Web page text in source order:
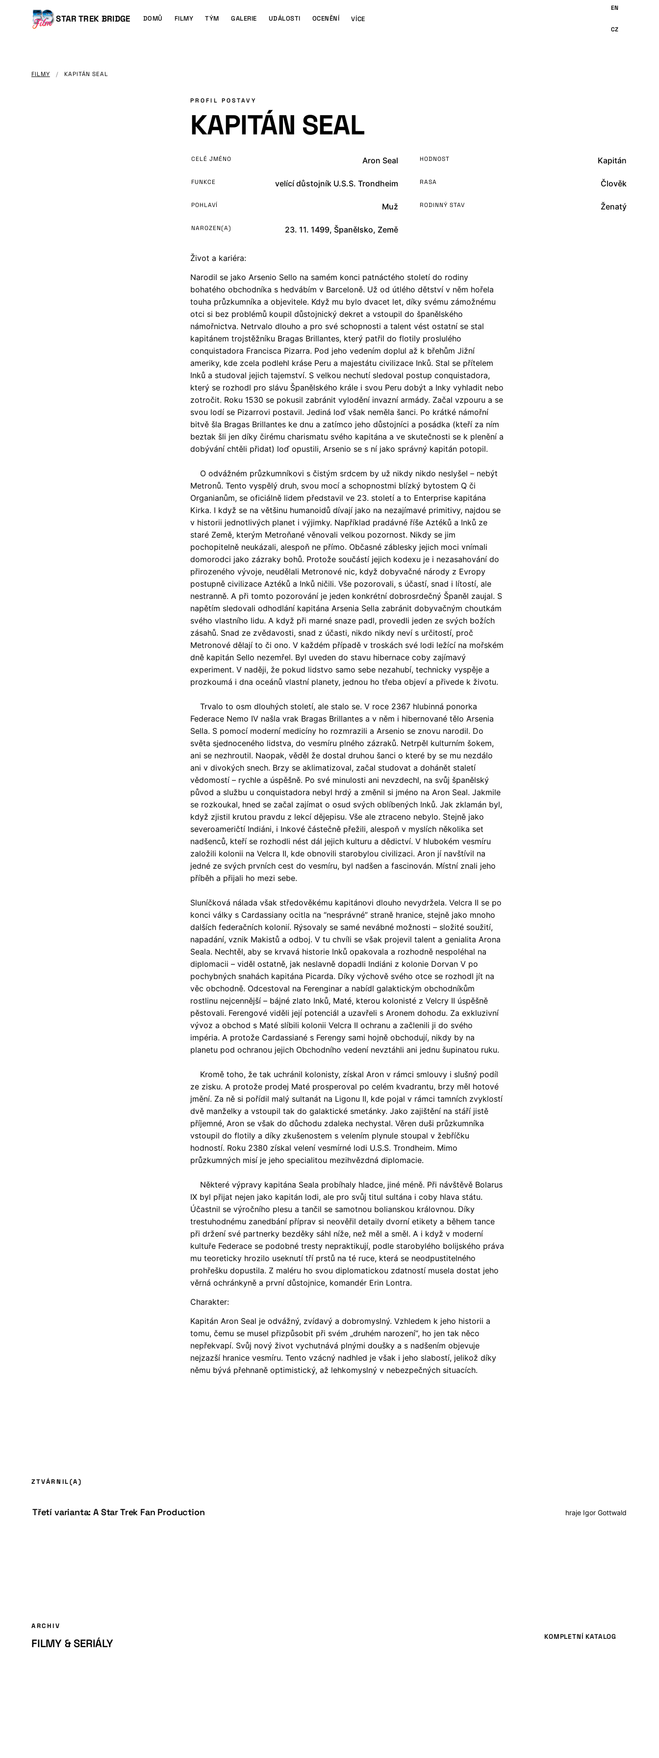
OBSAHU
STAR TREK BRIDGE
Main
DOMŮ FILMY TÝM GALERIE UDÁLOSTI OCENĚNÍ VÍCE
FILMY / KAPITÁN SEAL
PROFIL POSTAVY
KAPITÁN SEAL
CELÉ JMÉNO Aron Seal HODNOST Kapitán
FUNKCE velící důstojník U.S.S. Trondheim RASA Člověk
POHLAVÍ Muž RODINNÝ STAV Ženatý
NAROZEN(A) 23. 11. 1499, Španělsko, Země
Život a kariéra:
Narodil se jako Arsenio Sello na samém konci patnáctého století do rodiny
bohatého obchodníka s hedvábím v Barceloně. Už od útlého dětství v něm hořela
touha průzkumníka a objevitele. Když mu bylo dvacet let, díky svému zámožnému
otci si bez problémů koupil důstojnický dekret a vstoupil do španělského
námořnictva. Netrvalo dlouho a pro své schopnosti a talent vést ostatní se stal
kapitánem trojstěžníku Bragas Brillantes, který patřil do flotily proslulého
conquistadora Francisca Pizarra. Pod jeho vedením doplul až k břehům Jižní
ameriky, kde zcela podlehl kráse Peru a majestátu civilizace Inků. Stal se přítelem
Inků a studoval jejich tajemství. S velkou nechutí sledoval postup conquistadora,
který se rozhodl pro slávu Španělského krále i svou Peru dobýt a Inky vyhladit nebo
zotročit. Roku 1530 se pokusil zabránit vylodění invazní armády. Začal vzpouru a se
svou lodí se Pizarrovi postavil. Jediná loď však neměla šanci. Po krátké námořní
bitvě šla Bragas Brillantes ke dnu a zatímco jeho důstojníci a posádka (kteří za ním
beztak šli jen díky čirému charismatu svého kapitána a ve skutečnosti se k plenění a
dobývání chtěli přidat) loď opustili, Arsenio se s ní jako správný kapitán potopil.
O odvážném průzkumníkovi s čistým srdcem by už nikdy nikdo neslyšel – nebýt
Metronů. Tento vyspělý druh, svou mocí a schopnostmi blízký bytostem Q či
Organianům, se oficiálně lidem představil ve 23. století a to Enterprise kapitána
Kirka. I když se na většinu humanoidů dívají jako na nezajímavé primitivy, najdou se
v historii jednotlivých planet i výjimky. Například pradávné říše Aztéků a Inků ze
staré Země, kterým Metroňané věnovali velkou pozornost. Nikdy se jim
pochopitelně neukázali, alespoň ne přímo. Občasné záblesky jejich moci vnímali
domorodci jako zázraky bohů. Protože součástí jejich kodexu je i nezasahování do
přirozeného vývoje, neudělali Metronové nic, když dobyvačné národy z Evropy
postupně civilizace Aztéků a Inků ničili. Vše pozorovali, s účastí, snad i lítostí, ale
nestranně. A při tomto pozorování je jeden konkrétní dobrosrdečný Španěl zaujal. S
napětím sledovali odhodlání kapitána Arsenia Sella zabránit dobyvačným choutkám
svého vlastního lidu. A když při marné snaze padl, provedli jeden ze svých božích
zásahů. Snad ze zvědavosti, snad z účasti, nikdo nikdy neví s určitostí, proč
Metronové dělají to či ono. V každém případě v troskách své lodi ležící na mořském
dně kapitán Sello nezemřel. Byl uveden do stavu hibernace coby zajímavý
experiment. V naději, že pokud lidstvo samo sebe nezahubí, technicky vyspěje a
prozkoumá i dna oceánů vlastní planety, jednou ho třeba objeví a přivede k životu.
Trvalo to osm dlouhých století, ale stalo se. V roce 2367 hlubinná ponorka
Federace Nemo IV našla vrak Bragas Brillantes a v něm i hibernované tělo Arsenia
Sella. S pomocí moderní medicíny ho rozmrazili a Arsenio se znovu narodil. Do
světa sjednoceného lidstva, do vesmíru plného zázraků. Netrpěl kulturním šokem,
ani se nezhroutil. Naopak, věděl že dostal druhou šanci o které by se mu nezdálo
ani v divokých snech. Brzy se aklimatizoval, začal studovat a dohánět staletí
vědomostí – rychle a úspěšně. Po své minulosti ani nevzdechl, na svůj španělský
původ a službu u conquistadora nebyl hrdý a změnil si jméno na Aron Seal. Jakmile
se rozkoukal, hned se začal zajímat o osud svých oblíbených Inků. Jak zklamán byl,
když zjistil krutou pravdu z lekcí dějepisu. Vše ale ztraceno nebylo. Stejně jako
severoameričtí Indiáni, i Inkové částečně přežili, alespoň v myslích několika set
nadšenců, kteří se rozhodli nést dál jejich kulturu a dědictví. V hlubokém vesmíru
založili kolonii na Velcra II, kde obnovili starobylou civilizaci. Aron jí navštívil na
jedné ze svých prvních cest do vesmíru, byl nadšen a fascinován. Místní znali jeho
příběh a přijali ho mezi sebe.
Sluníčková nálada však středověkému kapitánovi dlouho nevydržela. Velcra II se po
konci války s Cardassiany ocitla na “nesprávné” straně hranice, stejně jako mnoho
dalších federačních kolonií. Rýsovaly se samé nevábné možnosti – složité soužití,
napadání, vznik Makistů a odboj. V tu chvíli se však projevil talent a genialita Arona
Seala. Nechtěl, aby se krvavá historie Inků opakovala a rozhodně nespoléhal na
diplomacii – viděl ostatně, jak neslavně dopadli Indiáni z kolonie Dorvan V po
pochybných snahách kapitána Picarda. Díky výchově svého otce se rozhodl jít na
věc obchodně. Odcestoval na Ferenginar a nabídl galaktickým obchodníkům
rostlinu nejcennější – bájné zlato Inků, Maté, kterou kolonisté z Velcry II úspěšně
pěstovali. Ferengové viděli její potenciál a uzavřeli s Aronem dohodu. Za exkluzivní
vývoz a obchod s Maté slíbili kolonii Velcra II ochranu a začlenili ji do svého
impéria. A protože Cardassiané s Ferengy sami hojně obchodují, nikdy by na
planetu pod ochranou jejich Obchodního vedení nevztáhli ani jednu šupinatou ruku.
Kromě toho, že tak uchránil kolonisty, získal Aron v rámci smlouvy i slušný podíl
ze zisku. A protože prodej Maté prosperoval po celém kvadrantu, brzy měl hotové
jmění. Za ně si pořídil malý sultanát na Ligonu II, kde pojal v rámci tamních zvyklostí
dvě manželky a vstoupil tak do galaktické smetánky. Jako zajištění na stáří jistě
příjemné, Aron se však do důchodu zdaleka nechystal. Věren duši průzkumníka
vstoupil do flotily a díky zkušenostem s velením plynule stoupal v žebříčku
hodností. Roku 2380 získal velení vesmírné lodi U.S.S. Trondheim. Mimo
průzkumných misí je jeho specialitou mezihvězdná diplomacie.
Některé výpravy kapitána Seala probíhaly hladce, jiné méně. Při návštěvě Bolarus
IX byl přijat nejen jako kapitán lodi, ale pro svůj titul sultána i coby hlava státu.
Účastnil se výročního plesu a tančil se samotnou bolianskou královnou. Díky
trestuhodnému zanedbání příprav si neověřil detaily dvorní etikety a během tance
při držení své partnerky bezděky sáhl níže, než měl a směl. A i když v moderní
kultuře Federace se podobné tresty nepraktikují, podle starobylého bolijského práva
mu teoreticky hrozilo useknutí tří prstů na té ruce, která se neodpustitelného
prohřešku dopustila. Z maléru ho svou diplomatickou zdatností musela dostat jeho
věrná ochránkyně a první důstojnice, komandér Erin Lontra.
Charakter:
Kapitán Aron Seal je odvážný, zvídavý a dobromyslný. Vzhledem k jeho historii a
tomu, čemu se musel přizpůsobit při svém „druhém narození“, ho jen tak něco
nepřekvapí. Svůj nový život vychutnává plnými doušky a s nadšením objevuje
nejzazší hranice vesmíru. Tento vzácný nadhled je však i jeho slabostí, jelikož díky
němu bývá přehnaně optimistický, až lehkomyslný v nebezpečných situacích.
ZTVÁRNIL(A)
Třetí varianta: A Star Trek Fan Production hraje Igor Gottwald
ARCHIV
FILMY & SERIÁLY KOMPLETNÍ KATALOG